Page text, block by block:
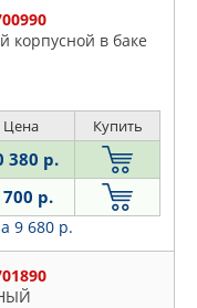
корпусной в баке
Цена Купить
380 р.
700 р.
9 680 р.